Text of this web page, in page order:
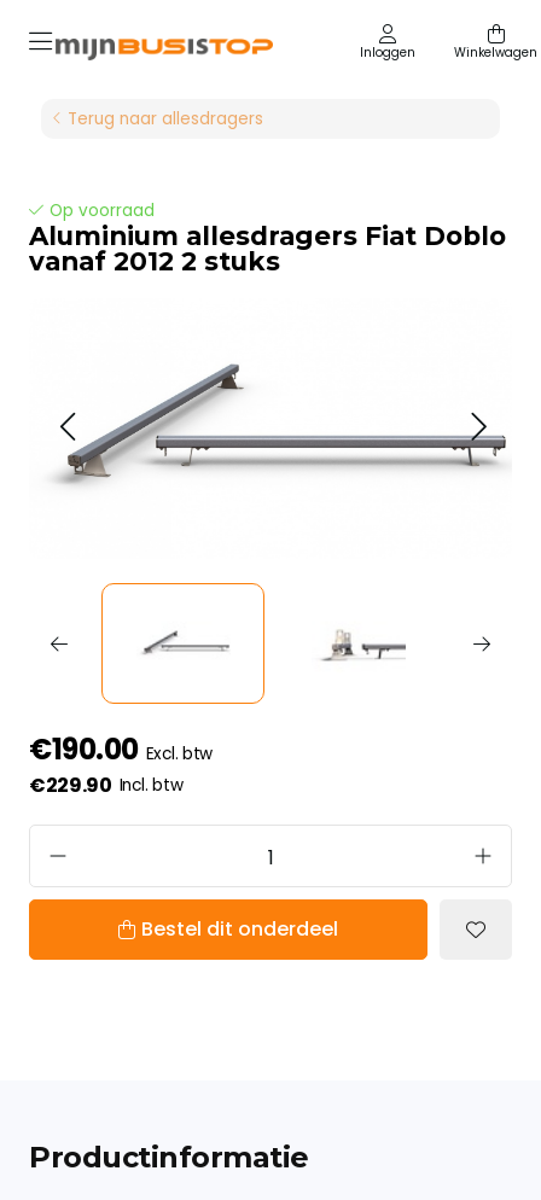
Inloggen Winkelwagen
Terug naar allesdragers
Op voorraad
Aluminium allesdragers Fiat Doblo
vanaf 2012 2 stuks
€190.00 Excl. btw
€229.90 Incl. btw
Bestel dit onderdeel
Productinformatie